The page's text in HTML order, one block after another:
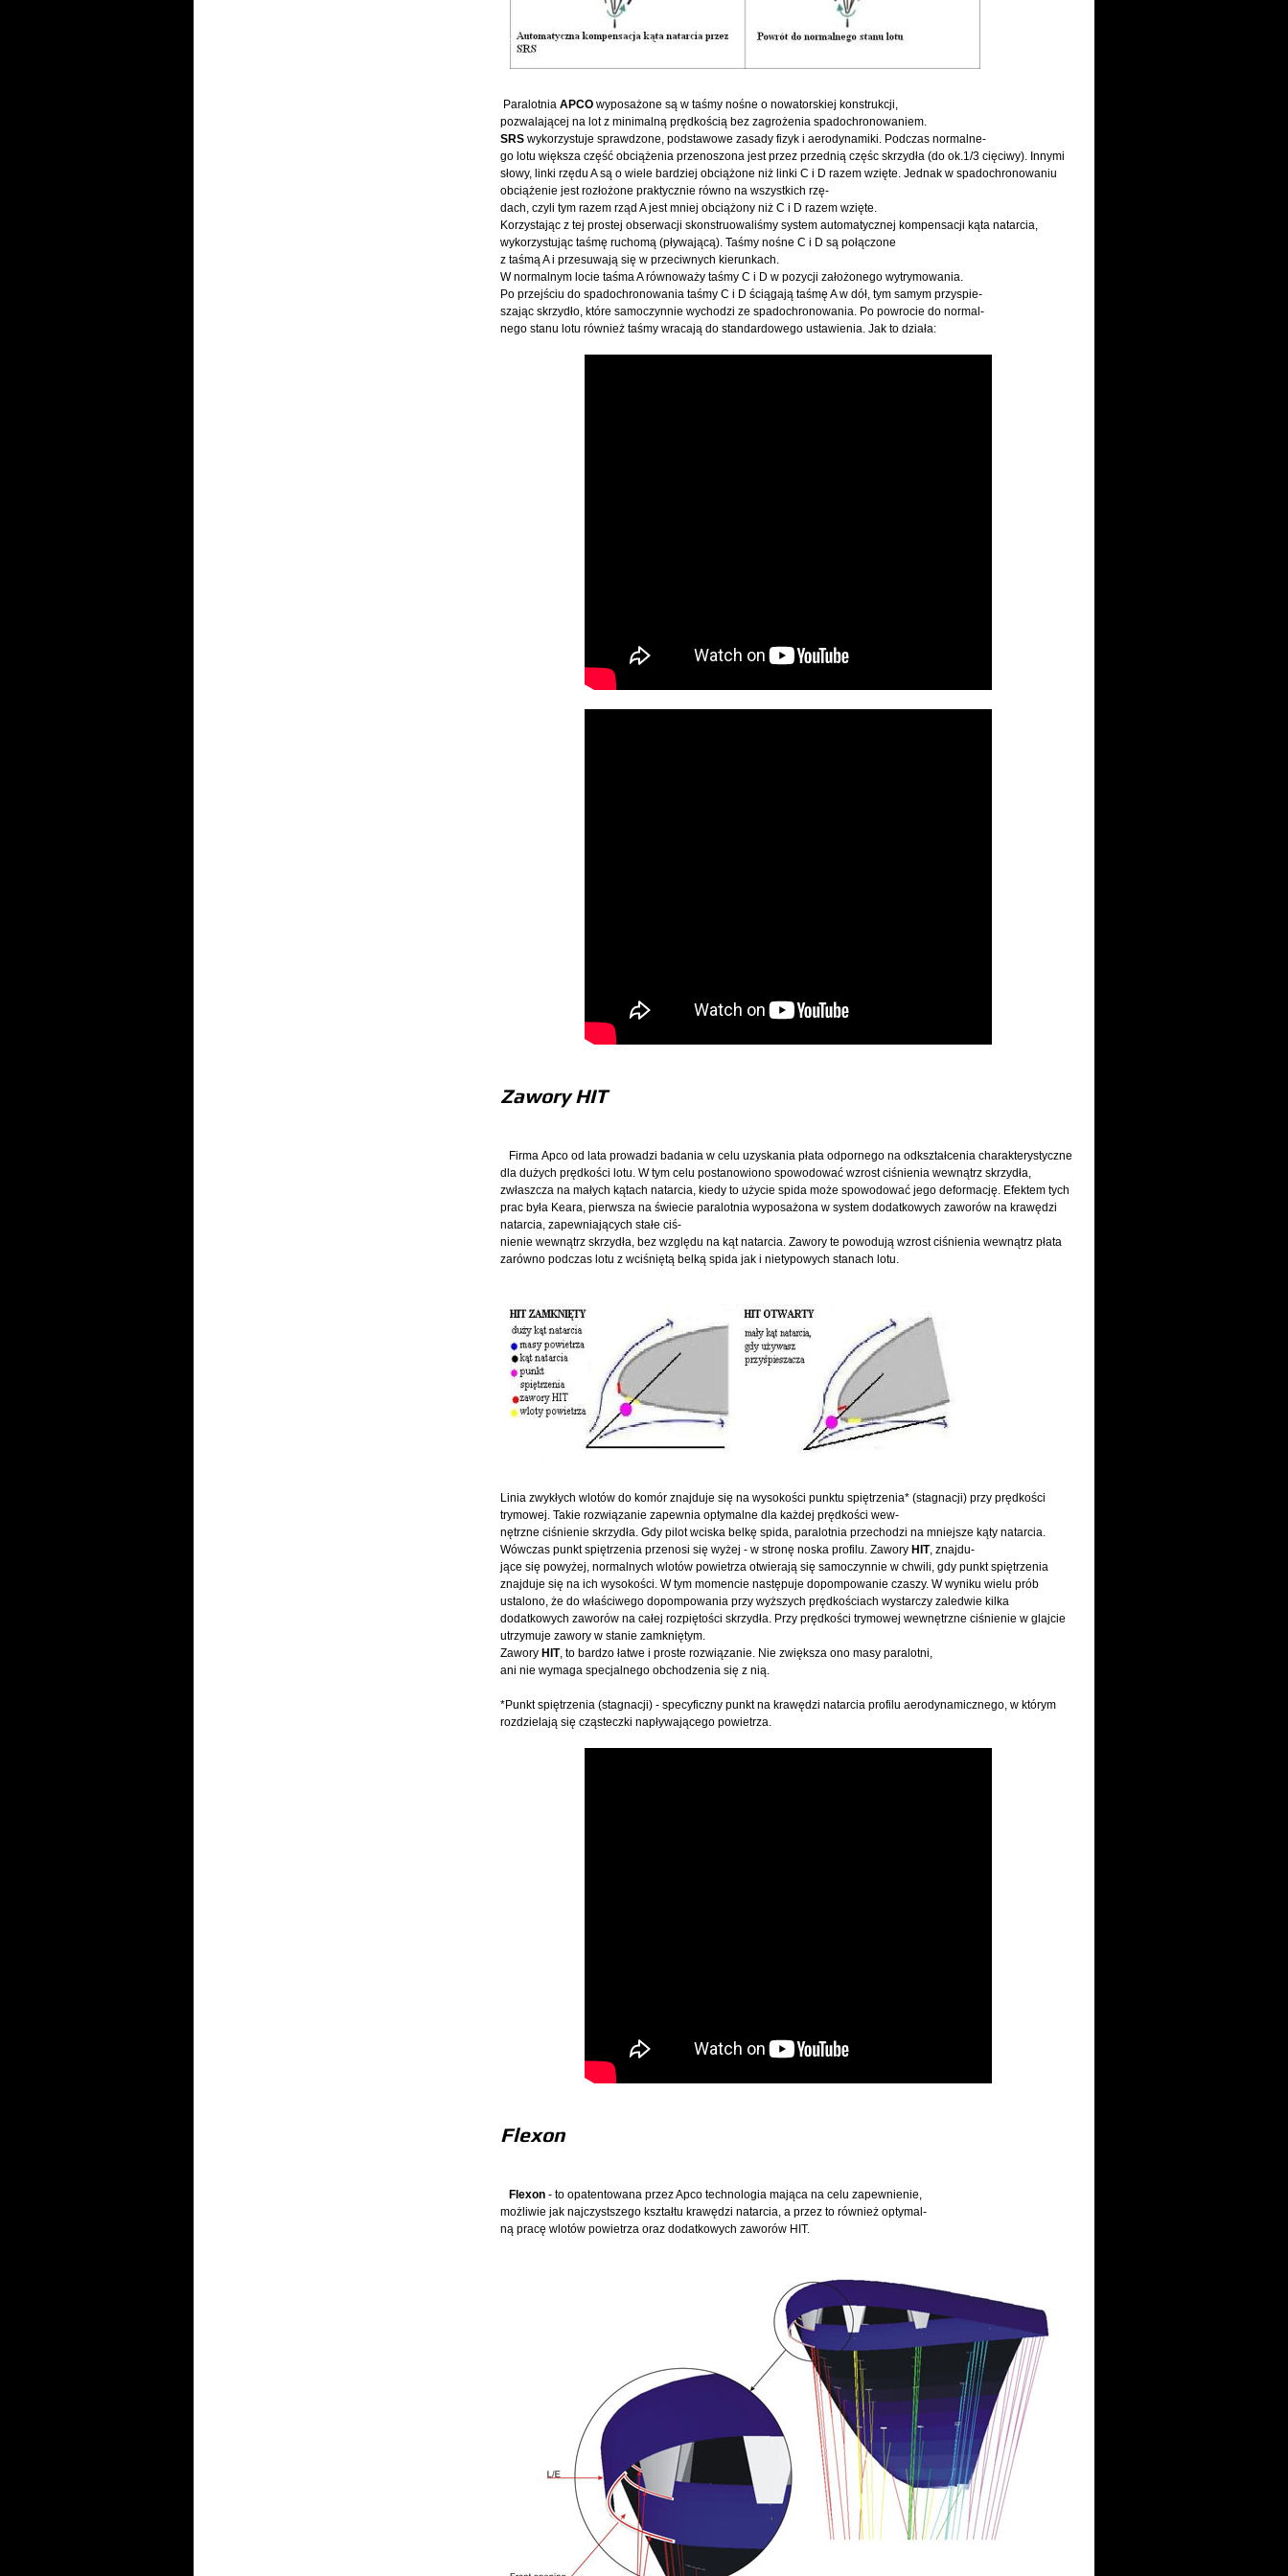
Paralotnia APCO wyposażone są w taśmy nośne o nowatorskiej konstrukcji,
pozwalającej na lot z minimalną prędkością bez zagrożenia spadochronowaniem.
SRS wykorzystuje sprawdzone, podstawowe zasady fizyk i aerodynamiki. Podczas normalne-
go lotu większa część obciążenia przenoszona jest przez przednią częśc skrzydła (do ok.1/3 cięciwy). Innymi
słowy, linki rzędu A są o wiele bardziej obciążone niż linki C i D razem wzięte. Jednak w spadochronowaniu
obciążenie jest rozłożone praktycznie równo na wszystkich rzę-
dach, czyli tym razem rząd A jest mniej obciążony niż C i D razem wzięte.
Korzystając z tej prostej obserwacji skonstruowaliśmy system automatycznej kompensacji kąta natarcia,
wykorzystując taśmę ruchomą (pływającą). Taśmy nośne C i D są połączone
z taśmą A i przesuwają się w przeciwnych kierunkach.
W normalnym locie taśma A równoważy taśmy C i D w pozycji założonego wytrymowania.
Po przejściu do spadochronowania taśmy C i D ściągają taśmę A w dół, tym samym przyspie-
szając skrzydło, które samoczynnie wychodzi ze spadochronowania. Po powrocie do normal-
nego stanu lotu również taśmy wracają do standardowego ustawienia. Jak to działa:
Zawory HIT
Firma Apco od lata prowadzi badania w celu uzyskania płata odpornego na odkształcenia charakterystyczne
dla dużych prędkości lotu. W tym celu postanowiono spowodować wzrost ciśnienia wewnątrz skrzydła,
zwłaszcza na małych kątach natarcia, kiedy to użycie spida może spowodować jego deformację. Efektem tych
prac była Keara, pierwsza na świecie paralotnia wyposażona w system dodatkowych zaworów na krawędzi
natarcia, zapewniających stałe ciś-
nienie wewnątrz skrzydła, bez względu na kąt natarcia. Zawory te powodują wzrost ciśnienia wewnątrz płata
zarówno podczas lotu z wciśniętą belką spida jak i nietypowych stanach lotu.
Linia zwykłych wlotów do komór znajduje się na wysokości punktu spiętrzenia* (stagnacji) przy prędkości
trymowej. Takie rozwiązanie zapewnia optymalne dla każdej prędkości wew-
nętrzne ciśnienie skrzydła. Gdy pilot wciska belkę spida, paralotnia przechodzi na mniejsze kąty natarcia.
Wówczas punkt spiętrzenia przenosi się wyżej - w stronę noska profilu. Zawory HIT, znajdu-
jące się powyżej, normalnych wlotów powietrza otwierają się samoczynnie w chwili, gdy punkt spiętrzenia
znajduje się na ich wysokości. W tym momencie następuje dopompowanie czaszy. W wyniku wielu prób
ustalono, że do właściwego dopompowania przy wyższych prędkościach wystarczy zaledwie kilka
dodatkowych zaworów na całej rozpiętości skrzydła. Przy prędkości trymowej wewnętrzne ciśnienie w glajcie
utrzymuje zawory w stanie zamkniętym.
Zawory HIT, to bardzo łatwe i proste rozwiązanie. Nie zwiększa ono masy paralotni,
ani nie wymaga specjalnego obchodzenia się z nią.
*Punkt spiętrzenia (stagnacji) - specyficzny punkt na krawędzi natarcia profilu aerodynamicznego, w którym
rozdzielają się cząsteczki napływającego powietrza.
Flexon
Flexon - to opatentowana przez Apco technologia mająca na celu zapewnienie,
możliwie jak najczystszego kształtu krawędzi natarcia, a przez to również optymal-
ną pracę wlotów powietrza oraz dodatkowych zaworów HIT.